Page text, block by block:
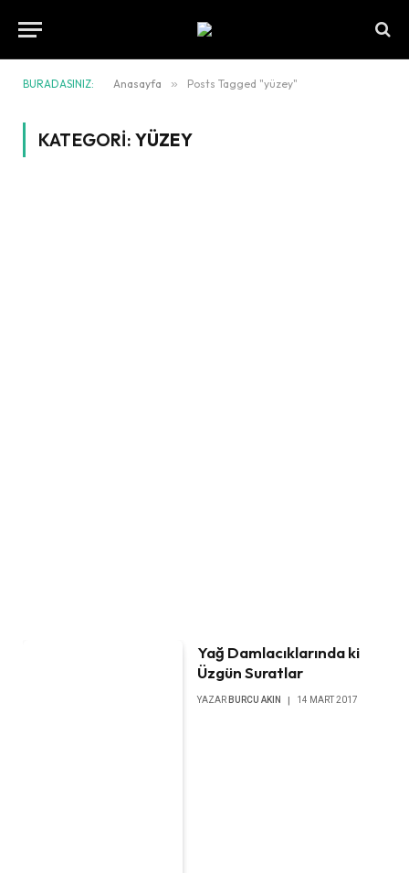
BURADASINIZ: Anasayfa » Posts Tagged "yüzey"
KATEGORI: YÜZEY
Yağ Damlacıklarında ki
Üzgün Suratlar
YAZAR BURCU AKIN 14 MART 2017